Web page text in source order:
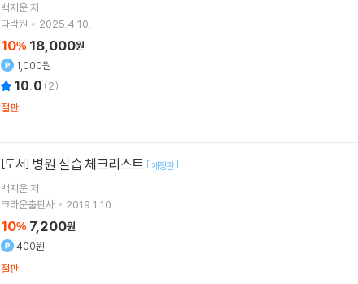
백지운저
다락원
2025.4.10.
10% 18,000원
1,000원
10.0 (2)
절판
[도서] 병원 실습 체크리스트 [개정판]
백지운저
크라운출판사
2019.1.10.
10% 7,200원
400원
절판